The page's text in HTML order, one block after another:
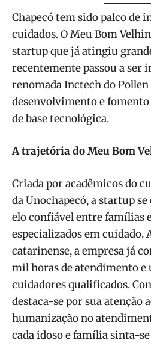
Chapecó tem sido palco de
cuidados. O Meu Bom
startup que já atingiu
recentemente passou a ser
renomada Inctech do Pollen
desenvolvimento e
de base tecnológica.
A trajetória do Meu Bom
Criada por acadêmicos do
da Unochapecó, a startup
elo confiável entre famílias
especializados em cuidado.
catarinense, a empresa já
mil horas de atendimento e
cuidadores qualificados.
destaca-se por sua atenção
humanização no
cada idoso e família sinta-